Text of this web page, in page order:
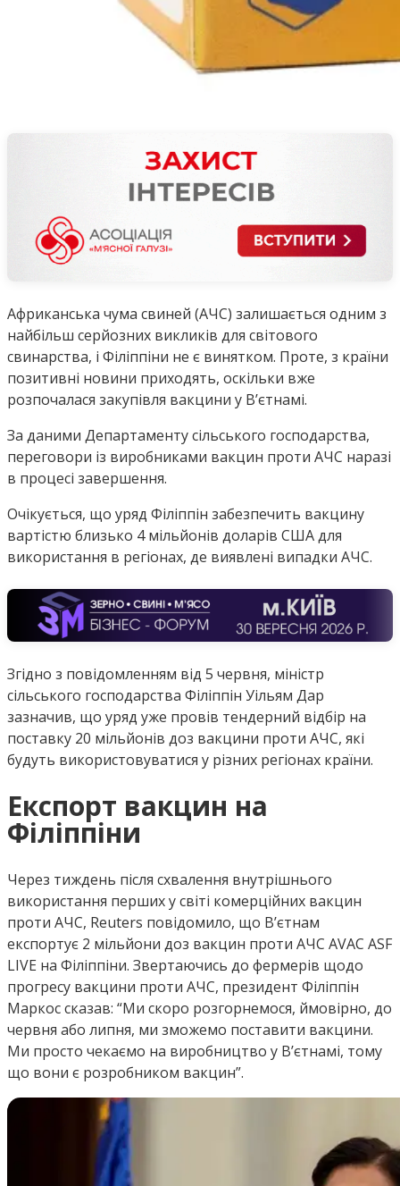
Африканська чума свиней (АЧС) залишається одним з
найбільш серйозних викликів для світового
свинарства, і Філіппіни не є винятком. Проте, з країни
позитивні новини приходять, оскільки вже
розпочалася закупівля вакцини у Вʼєтнамі.
За даними Департаменту сільського господарства,
переговори із виробниками вакцин проти АЧС наразі
в процесі завершення.
Очікується, що уряд Філіппін забезпечить вакцину
вартістю близько 4 мільйонів доларів США для
використання в регіонах, де виявлені випадки АЧС.
Згідно з повідомленням від 5 червня, міністр
сільського господарства Філіппін Уільям Дар
зазначив, що уряд уже провів тендерний відбір на
поставку 20 мільйонів доз вакцини проти АЧС, які
будуть використовуватися у різних регіонах країни.
Експорт вакцин на
Філіппіни
Через тиждень після схвалення внутрішнього
використання перших у світі комерційних вакцин
проти АЧС, Reuters повідомило, що В’єтнам
експортує 2 мільйони доз вакцин проти АЧС AVAC ASF
LIVE на Філіппіни. Звертаючись до фермерів щодо
прогресу вакцини проти АЧС, президент Філіппін
Маркос сказав: “Ми скоро розгорнемося, ймовірно, до
червня або липня, ми зможемо поставити вакцини.
Ми просто чекаємо на виробництво у В’єтнамі, тому
що вони є розробником вакцин”.